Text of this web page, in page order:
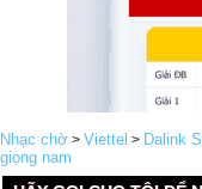
Nhạc chờ > Viettel > Dalink
giọng nam